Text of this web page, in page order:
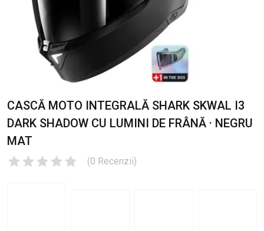
CASCĂ MOTO INTEGRALĂ SHARK SKWAL I3
DARK SHADOW CU LUMINI DE FRÂNĂ · NEGRU
MAT
(0 Recenzii)